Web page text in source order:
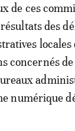
de ces
des
concernés
numérique